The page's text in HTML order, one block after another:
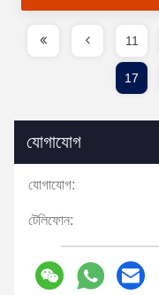
11
17
যোগাযোগ
যোগাযোগ:
টেলিফোন: